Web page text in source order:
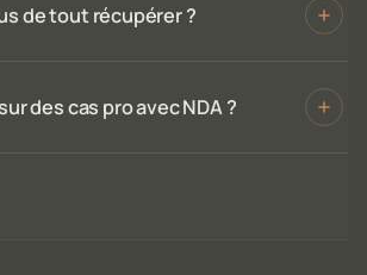
de tout récupérer ?
des cas pro avec NDA ?